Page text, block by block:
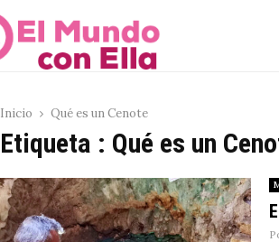
Inicio Qué es un Cenote
Etiqueta : Qué es un